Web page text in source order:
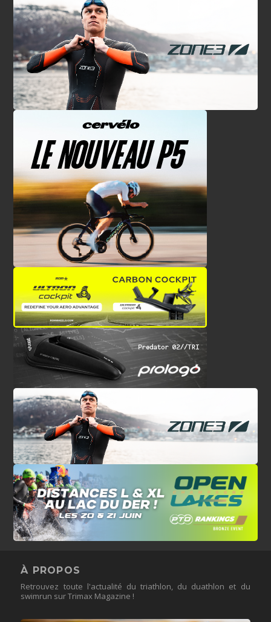
À PROPOS
Retrouvez toute l'actualité du triathlon, du duathlon et du
swimrun sur Trimax Magazine !